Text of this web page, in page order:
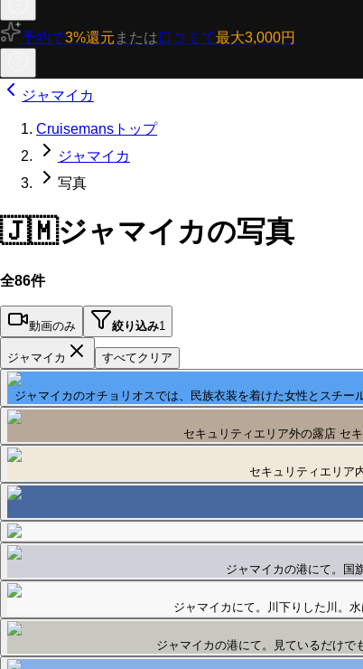
予約で3%還元 または口コミで最大3,000円
ジャマイカ
Cruisemansトップ
ジャマイカ
写真
🇯🇲ジャマイカの写真
全86件
動画のみ 絞り込み1
ジャマイカ すべてクリア
ジャマイカのオチョリオスでは、民族衣装を着けた女性とスチー
セキュリティエリア外の露店 セ
セキュリティエリア
ジャマイカの港にて。国
ジャマイカにて。川下りした川。水
ジャマイカの港にて。見ているだけで